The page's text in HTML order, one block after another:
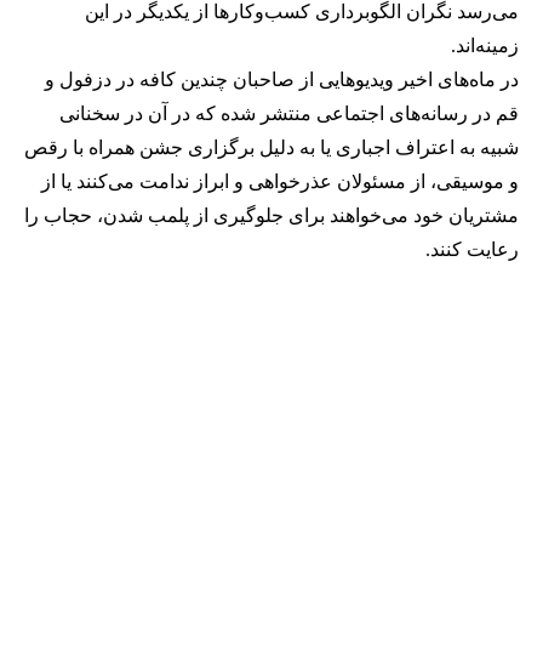
می‌رسد نگران الگوبرداری کسب‌وکارها از یکدیگر در این
زمینه‌اند.
در ماه‌های اخیر ویدیوهایی از صاحبان چندین کافه در دزفول و
قم در رسانه‌های اجتماعی منتشر شده که در آن در سخنانی
شبیه به اعتراف اجباری یا به دلیل برگزاری جشن همراه با رقص
و موسیقی، از مسئولان عذرخواهی و ابراز ندامت می‌کنند یا از
مشتریان خود می‌خواهند برای جلوگیری از پلمب شدن، حجاب را
رعایت کنند.